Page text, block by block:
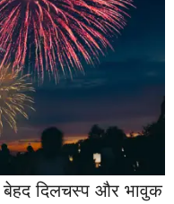
बेहद दिलचस्प और भावुक